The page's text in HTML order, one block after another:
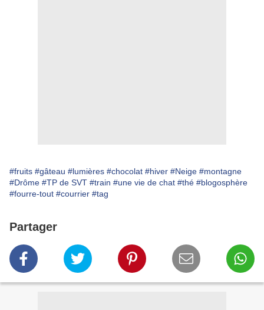
#fruits #gâteau #lumières #chocolat #hiver #Neige #montagne
#Drôme #TP de SVT #train #une vie de chat #thé #blogosphère
#fourre-tout #courrier #tag
Partager